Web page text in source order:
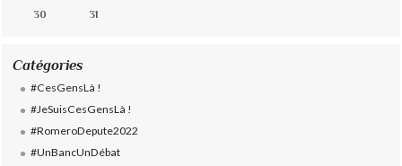
30
31
Catégories
#CesGensLà !
#JeSuisCesGensLà !
#RomeroDepute2022
#UnBancUnDébat